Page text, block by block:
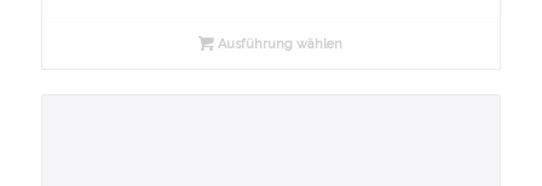
Ausführung wählen